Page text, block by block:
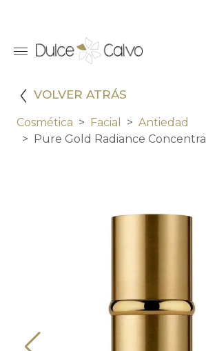
VOLVER ATRÁS
Cosmética Facial
Antiedad
Pure Gold Radiance